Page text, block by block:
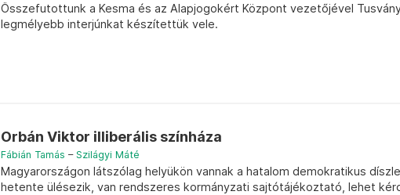
Összefutottunk a Kesma és az Alapjogokért Központ vezetőjével
legmélyebb interjúnkat készítettük vele.
Orbán Viktor illiberális színháza
Fábián Tamás – Szilágyi Máté
Magyarországon látszólag helyükön vannak a hatalom demokratikus
hetente ülésezik, van rendszeres kormányzati sajtótájékoztató, lehet